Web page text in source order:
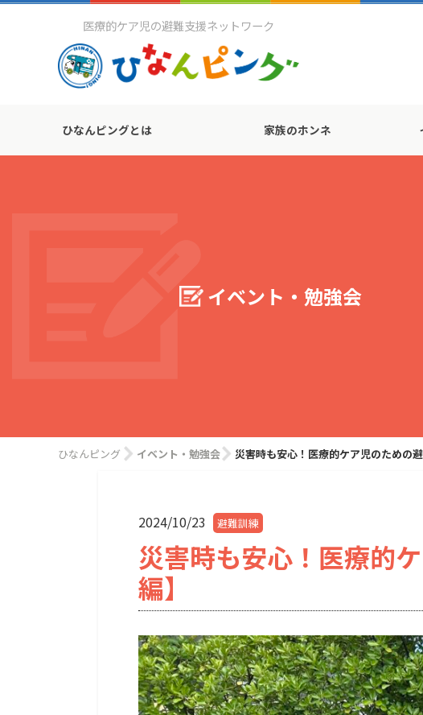
医療的ケア児の避難支援ネットワーク
ひなんピングとは 家族のホンネ
イベント・勉強会
ひなんピング イベント・勉強会 災害時も安心！医療的ケア児のための
2024/10/23 避難訓練
災害時も安心！医療的
編】